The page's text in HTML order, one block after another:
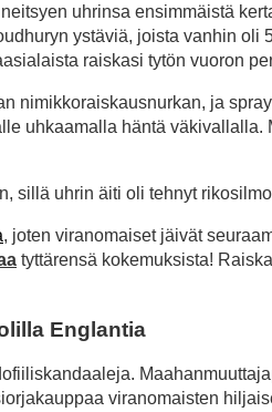
uhrinsa ensimmäistä
ystäviä, joista vanhin oli
raiskasi tytön vuoron
nimikkoraiskausnurkan, ja
uhkaamalla häntä väkivallalla.
sillä uhrin äiti oli tehnyt
, joten viranomaiset jäivät
tyttärensä kokemuksista!
Englantia
viranomaisten